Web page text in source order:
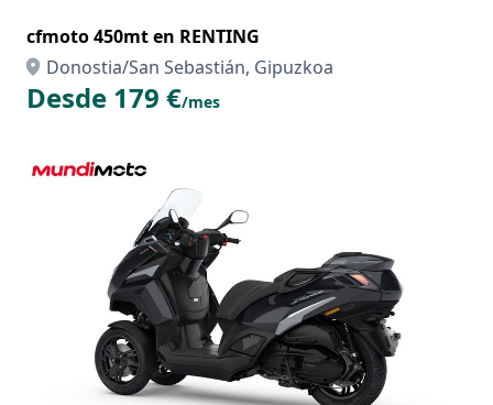
cfmoto 450mt en RENTING
Donostia/San Sebastián, Gipuzkoa
Desde 179 €/mes